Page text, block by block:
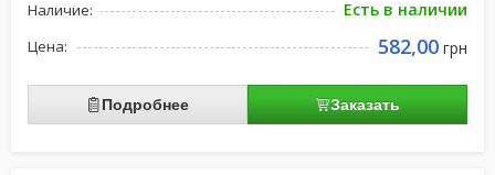
Наличие: Есть в наличии
Цена: 582,00 грн
Подробнее Заказать